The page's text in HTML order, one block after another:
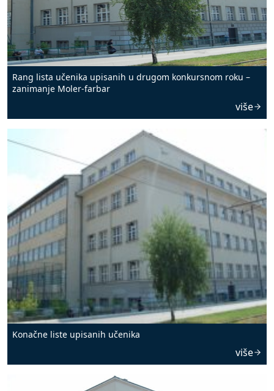
Rang lista učenika upisanih u drugom konkursnom roku –
zanimanje Moler-farbar
više
Konačne liste upisanih učenika
više